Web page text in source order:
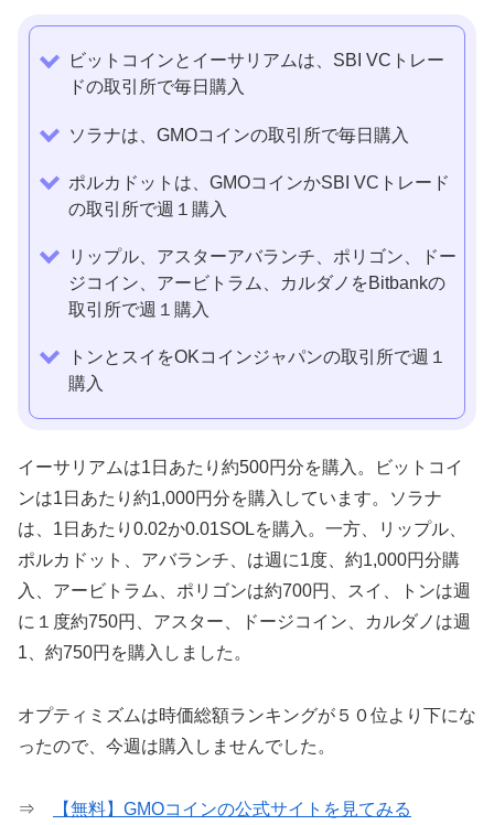
ビットコインとイーサリアムは、SBI VCトレー
ドの取引所で毎日購入
ソラナは、GMOコインの取引所で毎日購入
ポルカドットは、GMOコインかSBI VCトレード
の取引所で週１購入
リップル、アスターアバランチ、ポリゴン、ドー
ジコイン、アービトラム、カルダノをBitbankの
取引所で週１購入
トンとスイをOKコインジャパンの取引所で週１
購入
イーサリアムは1日あたり約500円分を購入。ビットコイ
ンは1日あたり約1,000円分を購入しています。ソラナ
は、1日あたり0.02か0.01SOLを購入。一方、リップル、
ポルカドット、アバランチ、は週に1度、約1,000円分購
入、アービトラム、ポリゴンは約700円、スイ、トンは週
に１度約750円、アスター、ドージコイン、カルダノは週
1、約750円を購入しました。
オプティミズムは時価総額ランキングが５０位より下にな
ったので、今週は購入しませんでした。
⇒ 【無料】GMOコインの公式サイトを見てみる